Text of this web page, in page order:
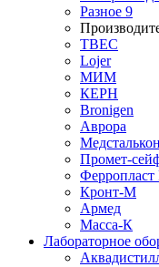
Разное 9
ТВЕС
Lojer
МИМ
КЕРН
Bronigen
Аврора
Промет-
Кронт-М
Армед
Масса-К
Лабораторное